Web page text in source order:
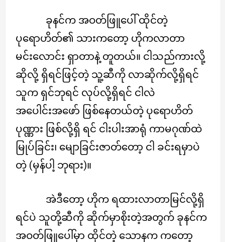
ခုနင်က အဝတ်ဖြူပေါ် ထိုင်တဲ့
ပုရောဟိတ်၏ သားကတော့ ဟိုကလာတာ
မင်းလောင်း ရှာတာနဲ့ တူတယ်။ ငါသည်ကားလို့
ဆိုလို့ ရှိရင်ဖြင့်တဲ့ သူ့ဆီကို လာဆိုက်လို့ရှိရင်
သူက ရှင်ဘုရင် လုပ်လို့ရှိရင် ငါလဲ
အပေါင်းအဖော် ဖြစ်နေတယ်တဲ့ ပုရောဟိတ်
ပုဏ္ဏား ဖြစ်လို့ရှိ ရင် ငါးပါးအာရုံ ကာမဂုဏ်ထဲ
မြုပ်ခြင်း၊ မျောခြင်းဇာတ်တော့ ငါ ခင်းရမှာပဲ
တဲ့ (မှန်ပါ့ ဘုရား)။
အဲဒီတော့ ဟိုက ရထားလာတာမြင်လို့ရှိ
ရင်ပဲ သူတို့ဆီကို ဆိုက်မှာစိုးတဲ့အတွက် ခုနင်က
အဝတ်ဖြူပေါ်မှာ ထိုင်တဲ့ သောနက ကတော့